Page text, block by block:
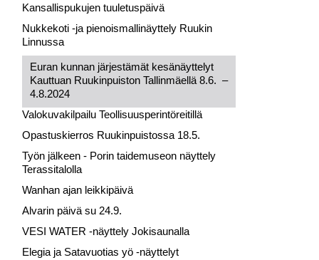
Kansallispukujen tuuletuspäivä
Nukkekoti -ja pienoismallinäyttely Ruukin
Linnussa
Euran kunnan järjestämät kesänäyttelyt
Kauttuan Ruukinpuiston Tallinmäellä 8.6. –
4.8.2024
Valokuvakilpailu Teollisuusperintöreitillä
Opastuskierros Ruukinpuistossa 18.5.
Työn jälkeen - Porin taidemuseon näyttely
Terassitalolla
Wanhan ajan leikkipäivä
Alvarin päivä su 24.9.
VESI WATER -näyttely Jokisaunalla
Elegia ja Satavuotias yö -näyttelyt